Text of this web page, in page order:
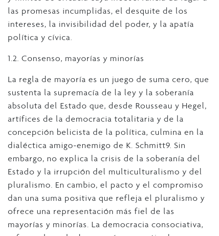
las promesas incumplidas, el desquite de los
intereses, la invisibilidad del poder, y la apatía
política y cívica.
1.2. Consenso, mayorías y minorías
La regla de mayoría es un juego de suma cero, que
sustenta la supremacía de la ley y la soberanía
absoluta del Estado que, desde Rousseau y Hegel,
artífices de la democracia totalitaria y de la
concepción belicista de la política, culmina en la
dialéctica amigo-enemigo de K. Schmitt9. Sin
embargo, no explica la crisis de la soberanía del
Estado y la irrupción del multiculturalismo y del
pluralismo. En cambio, el pacto y el compromiso
dan una suma positiva que refleja el pluralismo y
ofrece una representación más fiel de las
mayorías y minorías. La democracia consociativa,